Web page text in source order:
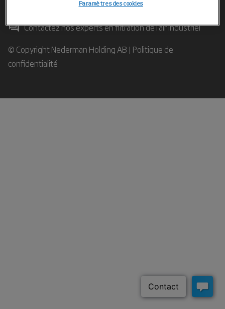
Contactez nos experts en filtration de l'air industriel
© Copyright Nederman Holding AB | Politique de
confidentialité
Paramètres des cookies